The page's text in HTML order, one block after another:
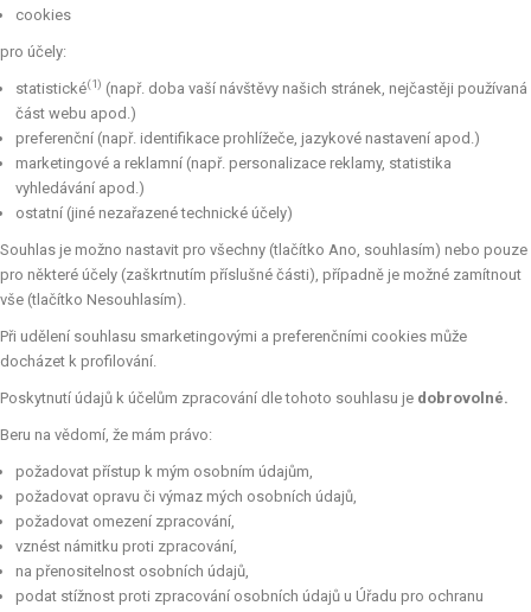
cookies
pro účely:
statistické(1) (např. doba vaší návštěvy našich stránek, nejčastěji používaná
část webu apod.)
preferenční (např. identifikace prohlížeče, jazykové nastavení apod.)
marketingové a reklamní (např. personalizace reklamy, statistika
vyhledávání apod.)
ostatní (jiné nezařazené technické účely)
Souhlas je možno nastavit pro všechny (tlačítko Ano, souhlasím) nebo pouze
pro některé účely (zaškrtnutím příslušné části), případně je možné zamítnout
vše (tlačítko Nesouhlasím).
Při udělení souhlasu smarketingovými a preferenčními cookies může
docházet k profilování.
Poskytnutí údajů k účelům zpracování dle tohoto souhlasu je dobrovolné.
Beru na vědomí, že mám právo:
požadovat přístup k mým osobním údajům,
požadovat opravu či výmaz mých osobních údajů,
požadovat omezení zpracování,
vznést námitku proti zpracování,
na přenositelnost osobních údajů,
podat stížnost proti zpracování osobních údajů u Úřadu pro ochranu